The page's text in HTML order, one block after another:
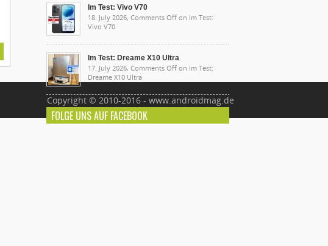
Im Test: Vivo V70
18. July 2026, Comments Off on Im Test:
Vivo V70
Im Test: Dreame X10 Ultra
17. July 2026, Comments Off on Im Test:
Dreame X10 Ultra
FOLGE UNS AUF FACEBOOK
Copyright © 2010-2016 - www.androidmag.de